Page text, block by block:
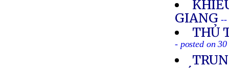
GIANG --
THỦ
- posted on